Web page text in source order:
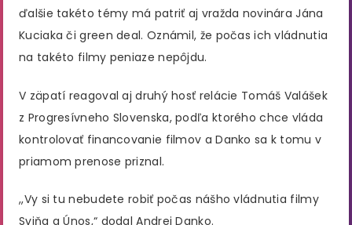
ďalšie takéto témy má patriť aj vražda novinára Jána
Kuciaka či green deal. Oznámil, že počas ich vládnutia
na takéto filmy peniaze nepôjdu.
V zäpatí reagoval aj druhý hosť relácie Tomáš Valášek
z Progresívneho Slovenska, podľa ktorého chce vláda
kontrolovať financovanie filmov a Danko sa k tomu v
priamom prenose priznal.
,,Vy si tu nebudete robiť počas nášho vládnutia filmy
Sviňa a Únos,“ dodal Andrej Danko.